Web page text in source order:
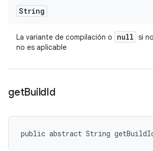
String
La variante de compilación o null si
no es aplicable
getBuildId
public abstract String